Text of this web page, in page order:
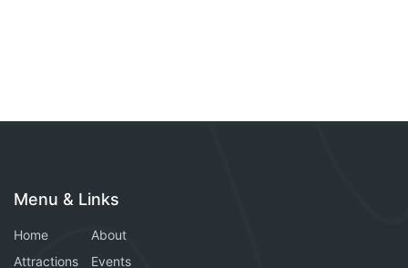
Menu & Links
Home
About
Attractions
Events